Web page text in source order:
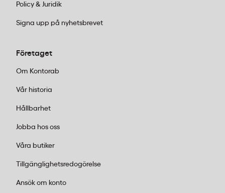
Policy & Juridik
Signa upp på nyhetsbrevet
Företaget
Om Kontorab
Vår historia
Hållbarhet
Jobba hos oss
Våra butiker
Tillgänglighetsredogörelse
Ansök om konto